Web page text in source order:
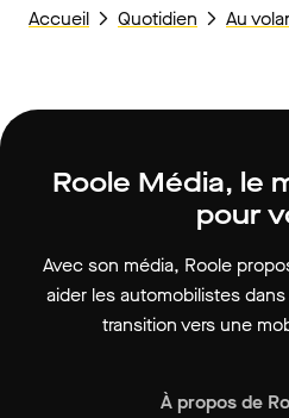
Accueil Quotidien Au
Roole Média, le
pour
Avec son média, Roole
aider les automobilistes
transition vers une
À propos de